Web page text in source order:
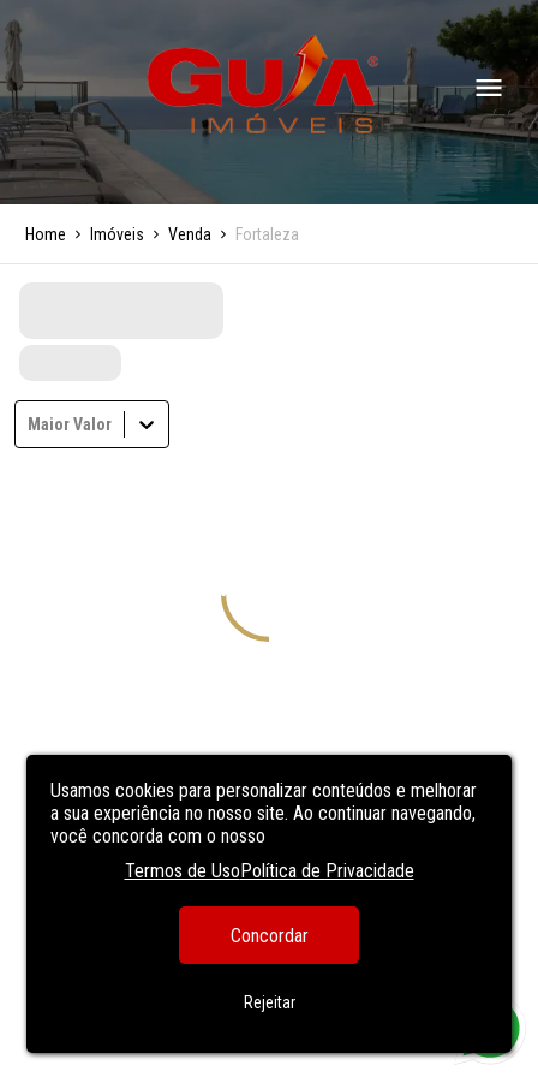
Usamos cookies para personalizar conteúdos e melhorar
a sua experiência no nosso site. Ao continuar navegando,
você concorda com o nosso
Termos de UsoPolítica de Privacidade
Concordar
Rejeitar
Home Imóveis Venda Fortaleza
Maior Valor